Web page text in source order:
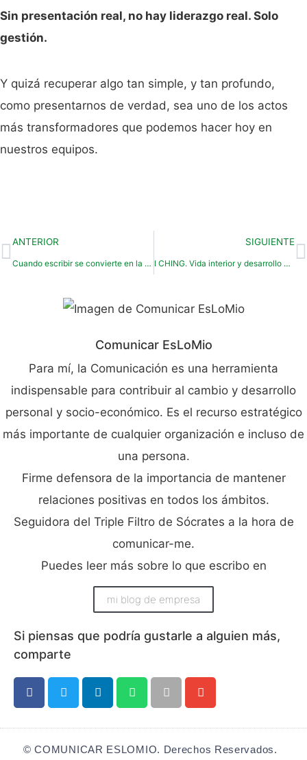
Sin presentación real, no hay liderazgo real. Solo
gestión.
Y quizá recuperar algo tan simple, y tan profundo,
como presentarnos de verdad, sea uno de los actos
más transformadores que podemos hacer hoy en
nuestros equipos.
ANTERIOR
Cuando escribir se convierte en la brújula que te orienta
SIGUIENTE
I CHING. Vida interior y desarrollo de la consciencia
Comunicar EsLoMio
Para mí, la Comunicación es una herramienta
indispensable para contribuir al cambio y desarrollo
personal y socio-económico. Es el recurso estratégico
más importante de cualquier organización e incluso de
una persona.
Firme defensora de la importancia de mantener
relaciones positivas en todos los ámbitos.
Seguidora del Triple Filtro de Sócrates a la hora de
comunicar-me.
Puedes leer más sobre lo que escribo en
mi blog de empresa
Si piensas que podría gustarle a alguien más,
comparte​
© COMUNICAR ESLOMIO. Derechos Reservados.